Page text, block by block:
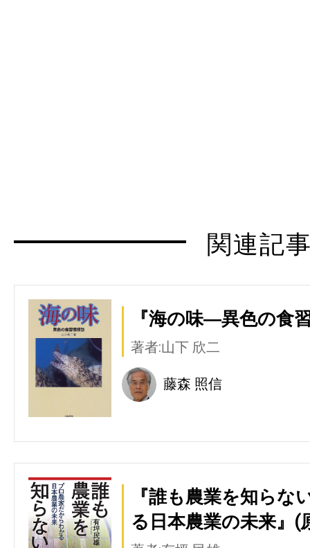
関連記
『海の味―異色の食
著者:山下 欣二
藤森 照信
『誰も農業を知らな
る日本農業の未来』(